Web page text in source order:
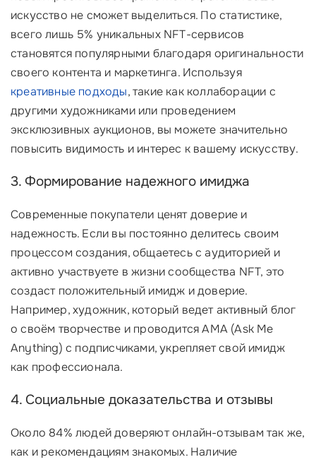
искусство не сможет выделиться. По статистике,
всего лишь 5% уникальных NFT-сервисов
становятся популярными благодаря оригинальности
своего контента и маркетинга. Используя
креативные подходы, такие как коллаборации с
другими художниками или проведением
эксклюзивных аукционов, вы можете значительно
повысить видимость и интерес к вашему искусству.
3. Формирование надежного имиджа
Современные покупатели ценят доверие и
надежность. Если вы постоянно делитесь своим
процессом создания, общаетесь с аудиторией и
активно участвуете в жизни сообщества NFT, это
создаст положительный имидж и доверие.
Например, художник, который ведет активный блог
о своём творчестве и проводится AMA (Ask Me
Anything) с подписчиками, укрепляет свой имидж
как профессионала.
4. Социальные доказательства и отзывы
Около 84% людей доверяют онлайн-отзывам так же,
как и рекомендациям знакомых. Наличие